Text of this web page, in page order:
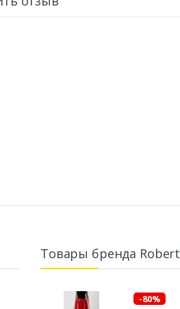
Товары бренда
-80%